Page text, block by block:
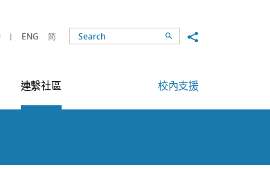
ENG 简 SearchShare to
連繫社區 校內支援